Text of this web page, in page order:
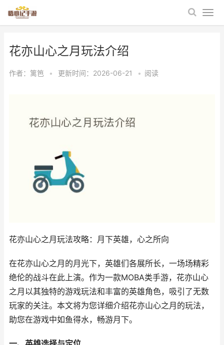
花亦山心之月玩法介绍
作者： 篱笆 • 更新时间：2026-06-21 • 阅读
花亦山心之月玩法攻略：月下英雄，心之所向
在花亦山心之月的月光下，英雄们各展所长，一场场精彩
绝伦的战斗在此上演。作为一款MOBA类手游，花亦山心
之月以其独特的游戏玩法和丰富的英雄角色，吸引了无数
玩家的关注。本文将为您详细介绍花亦山心之月的玩法，
助您在游戏中如鱼得水，畅游月下。